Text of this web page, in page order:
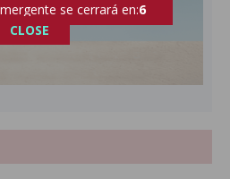
se cerrará en:5
CLOSE